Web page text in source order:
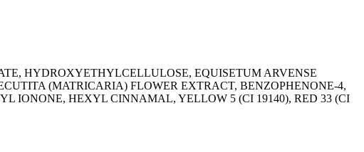
HYDROXYETHYLCELLULOSE, EQUISETUM ARVENSE
(MATRICARIA) FLOWER EXTRACT, BENZOPHENONE-4,
IONONE, HEXYL CINNAMAL, YELLOW 5 (CI 19140), RED 33 (CI